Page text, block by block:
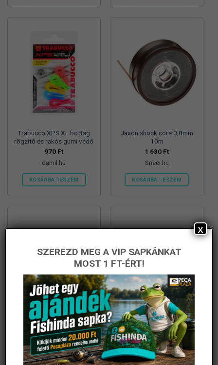
Trabucco XPS XL bottag
rögzítő és rakós gumi védő
970 Ft
damil.hu
KOSÁRBA TESZEM
Jaxon shock core 0,8mm
10m
1 630 Ft
Sneci.hu
KOSÁRBA TESZEM
Guru Elastic Connector –
Small , 5 db/csg
2 790Ft
damil.hu
Guru Elastic Connector –
Extra Small , 5 db/csg
2 790Ft
damil.hu
SZEREZD MEG A VIP SAPKÁNKAT
MOST 1 FT-ÉRT!
x